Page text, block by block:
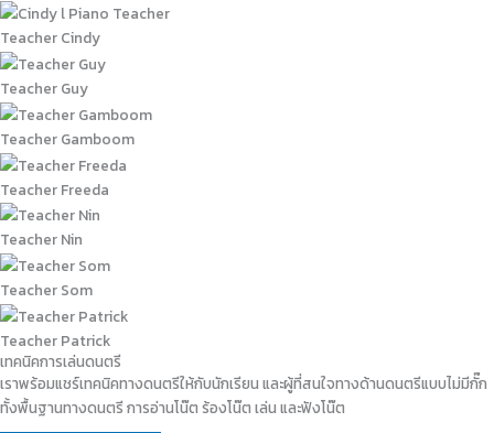
Teacher Cindy
Teacher Guy
Teacher Gamboom
Teacher Freeda
Teacher Nin
Teacher Som
Teacher Patrick
เทคนิคการเล่นดนตรี
เราพร้อมแชร์เทคนิคทางดนตรีให้กับนักเรียน และผู้ที่สนใจทางด้านดนตรีแบบไม่มีกั๊ก
ทั้งพื้นฐานทางดนตรี การอ่านโน๊ต ร้องโน๊ต เล่น และฟังโน๊ต